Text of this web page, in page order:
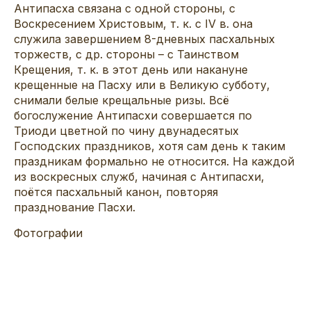
Антипасха связана с одной стороны, с
Воскресением Христовым, т. к. с IV в. она
служила завершением 8-дневных пасхальных
торжеств, с др. стороны – с Таинством
Крещения, т. к. в этот день или накануне
крещенные на Пасху или в Великую субботу,
снимали белые крещальные ризы. Всё
богослужение Антипасхи совершается по
Триоди цветной по чину двунадесятых
Господских праздников, хотя сам день к таким
праздникам формально не относится. На каждой
из воскресных служб, начиная с Антипасхи,
поётся пасхальный канон, повторяя
празднование Пасхи.
Фотографии